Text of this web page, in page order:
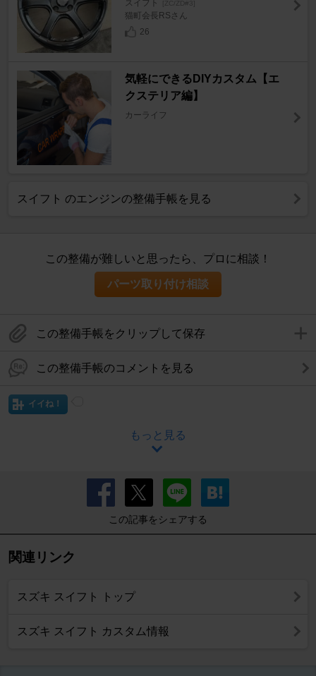
スイフト [ZC/ZD#3]
猫町会長RSさん
26
気軽にできるDIYカスタム【エ
クステリア編】
カーライフ
スイフト のエンジンの整備手帳を見る
この整備が難しいと思ったら、プロに相談！
パーツ取り付け相談
この整備手帳をクリップして保存
この整備手帳のコメントを見る
イイね！
もっと見る
この記事をシェアする
関連リンク
スズキ スイフト トップ
スズキ スイフト カスタム情報